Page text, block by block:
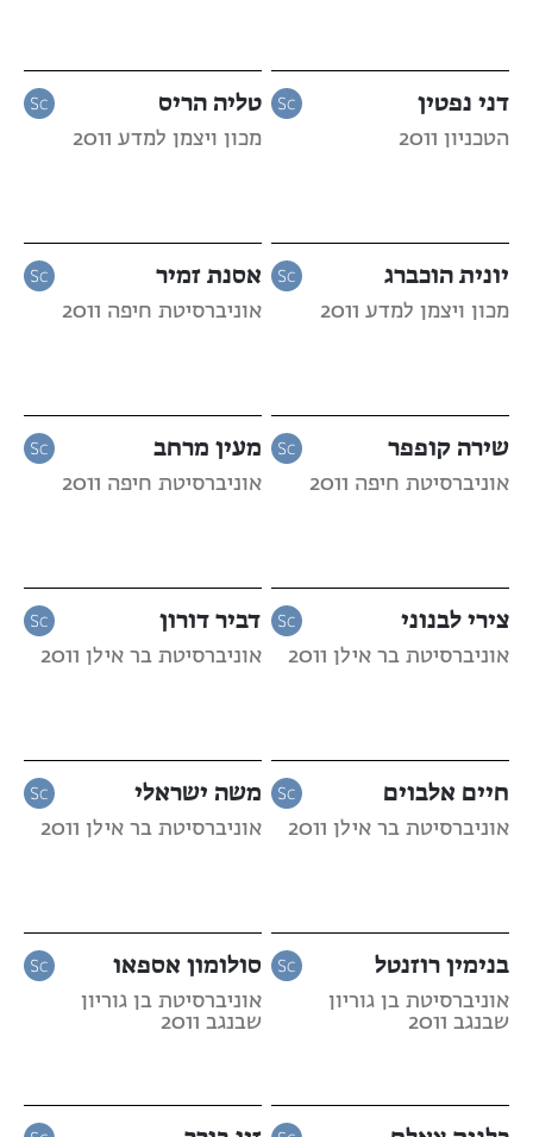
דני נפטין
הטכניון 2011
טליה הריס
מכון ויצמן למדע 2011
יונית הוכברג
מכון ויצמן למדע 2011
אסנת זמיר
אוניברסיטת חיפה 2011
שירה קופפר
אוניברסיטת חיפה 2011
מעין מרחב
אוניברסיטת חיפה 2011
צירי לבנוני
אוניברסיטת בר אילן 2011
דביר דורון
אוניברסיטת בר אילן 2011
חיים אלבוים
אוניברסיטת בר אילן 2011
משה ישראלי
אוניברסיטת בר אילן 2011
בנימין רוזנטל
אוניברסיטת בן גוריון
שבנגב 2011
סולומון אספאו
אוניברסיטת בן גוריון
שבנגב 2011